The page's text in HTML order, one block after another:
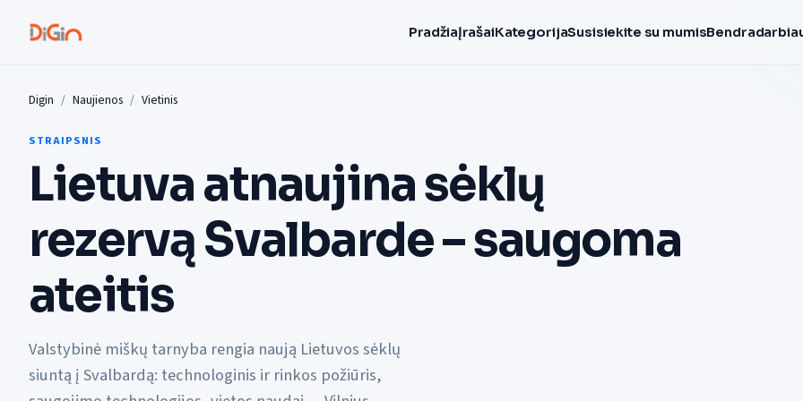
PradžiaĮrašaiKategorijaSusisiekite su mumis
Digin Naujienos Vietinis
STRAIPSNIS
Lietuva atnaujina sėklų
rezervą Svalbarde – saugoma
ateitis
Valstybinė miškų tarnyba rengia naują Lietuvos sėklų
siuntą į Svalbardą: technologinis ir rinkos požiūris,